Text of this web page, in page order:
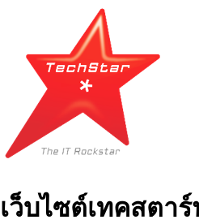
เว็บไซต์เทคสตา